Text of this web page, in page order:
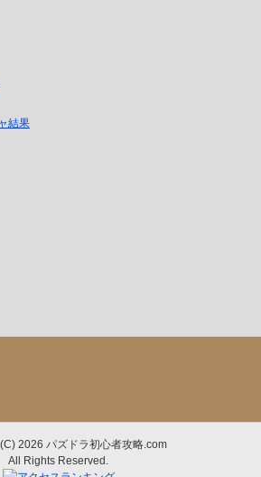
結果
2026 パズドラ初心者攻略.com
All Rights Reserved.